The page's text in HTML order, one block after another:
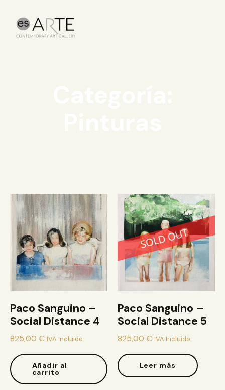
Paco Sanguino –
Social Distance 4
825,00 € IVA Incluido
Añadir al
carrito
Paco Sanguino –
Social Distance 5
825,00 € IVA Incluido
Leer más